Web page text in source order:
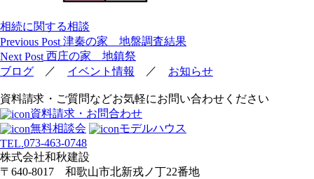
相続に関する相談
投
稿
ナ
ゲ
ー
シ
ョ
ン
Previous Post 津秦の家 地盤調査結果
Next Post 西庄の家 地鎮祭
ブログ ／ イベント情報 ／ お知らせ
資料請求・ご質問などお気軽にお問い合わせください
資料請求・お問合わせ
無料相談会
モデルハウス
TEL.073-463-0748
株式会社和秋建設
〒640-8017 和歌山市北新戎ノ丁22番地